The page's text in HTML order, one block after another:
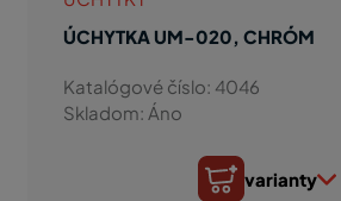
ÚCHYTKA UM-020, CHRÓM
Katalógové číslo: 4046
Skladom: Áno
varianty